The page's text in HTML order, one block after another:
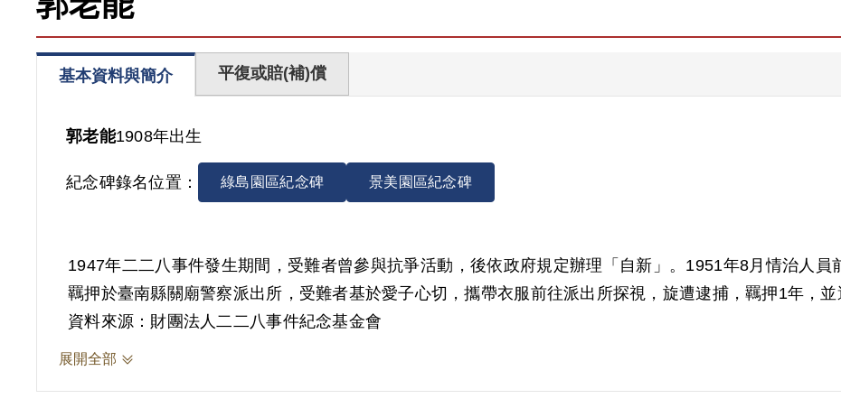
基本資料與簡介 平復或賠(補)償
郭老能1908年出生
紀念碑錄名位置： 綠島園區紀念碑 景美園區紀念碑
1947年二二八事件發生期間，受難者曾參與抗爭活動，後依政府規定辦理「自新」。1951年8月情治人員
資料來源：財團法人二二八事件紀念基金會
展開全部